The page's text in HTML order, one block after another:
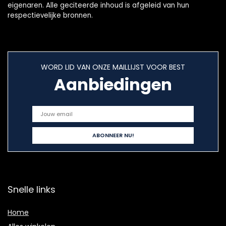
eigenaren. Alle geciteerde inhoud is afgeleid van hun
respectievelijke bronnen.
WORD LID VAN ONZE MAILLIJST VOOR BEST
Aanbiedingen
Snelle links
Home